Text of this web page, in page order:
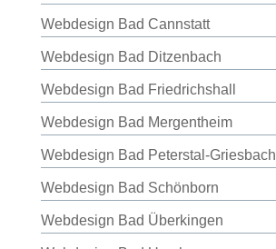
Webdesign Bad Cannstatt
Webdesign Bad Ditzenbach
Webdesign Bad Friedrichshall
Webdesign Bad Mergentheim
Webdesign Bad Peterstal-Griesbach
Webdesign Bad Schönborn
Webdesign Bad Überkingen